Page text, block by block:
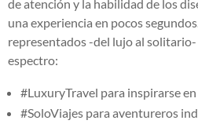
de atención y la habilidad de los
una experiencia en pocos
representados -del lujo al
espectro:
#LuxuryTravel para inspirarse en
#SoloViajes para aventureros